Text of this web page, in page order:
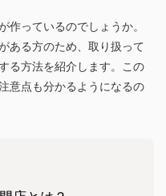
っているのでしょうか。
ある方のため、取り扱って
る方法を紹介します。この
意点も分かるようになるの